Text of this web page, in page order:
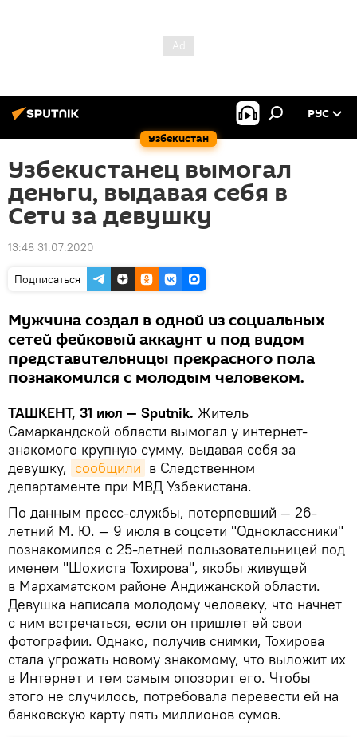
Узбекистан
РУС
Узбекистанец вымогал
деньги, выдавая себя в
Сети за девушку
13:48 31.07.2020
Подписаться
Мужчина создал в одной из социальных
сетей фейковый аккаунт и под видом
представительницы прекрасного пола
познакомился с молодым человеком.
ТАШКЕНТ, 31 июл — Sputnik. Житель
Самаркандской области вымогал у интернет-
знакомого крупную сумму, выдавая себя за
девушку, сообщили в Следственном
департаменте при МВД Узбекистана.
По данным пресс-службы, потерпевший — 26-
летний М. Ю. — 9 июля в соцсети "Одноклассники"
познакомился с 25-летней пользовательницей под
именем "Шохиста Тохирова", якобы живущей
в Мархаматском районе Андижанской области.
Девушка написала молодому человеку, что начнет
с ним встречаться, если он пришлет ей свои
фотографии. Однако, получив снимки, Тохирова
стала угрожать новому знакомому, что выложит их
в Интернет и тем самым опозорит его. Чтобы
этого не случилось, потребовала перевести ей на
банковскую карту пять миллионов сумов.